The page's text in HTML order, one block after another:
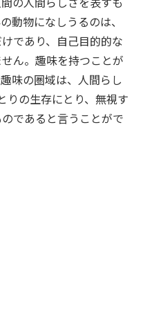
動物になしうるのは、
であり、自己目的的な
ん。趣味を持つことが
味の圏域は、人間らし
りの生存にとり、無視す
であると言うことがで